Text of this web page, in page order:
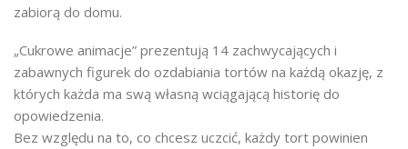
zabiorą do domu.
„Cukrowe animacje” prezentują 14 zachwycających i
zabawnych figurek do ozdabiania tortów na każdą okazję, z
których każda ma swą własną wciągającą historię do
opowiedzenia.
Bez względu na to, co chcesz uczcić, każdy tort powinien